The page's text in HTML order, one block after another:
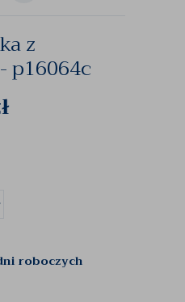
z
p16064c
roboczych